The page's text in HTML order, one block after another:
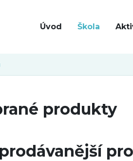
Úvod Škola
produkty